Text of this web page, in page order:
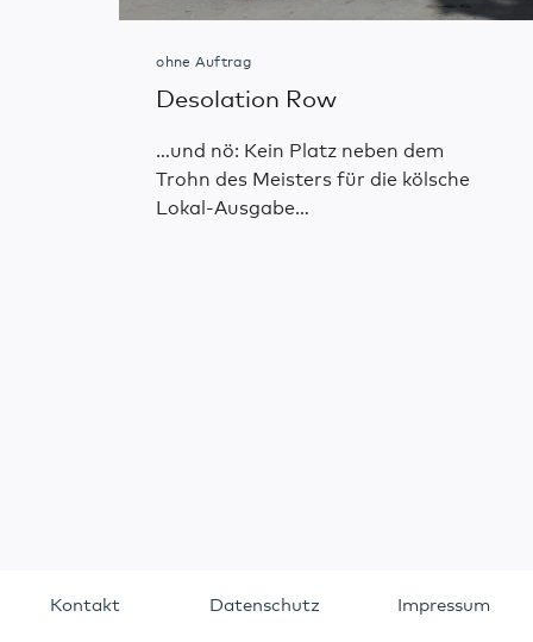
ohne Auftrag
Desolation Row
…und nö: Kein Platz neben dem
Trohn des Meisters für die kölsche
Lokal-Ausgabe…
Impressum
Datenschutz
Kontakt